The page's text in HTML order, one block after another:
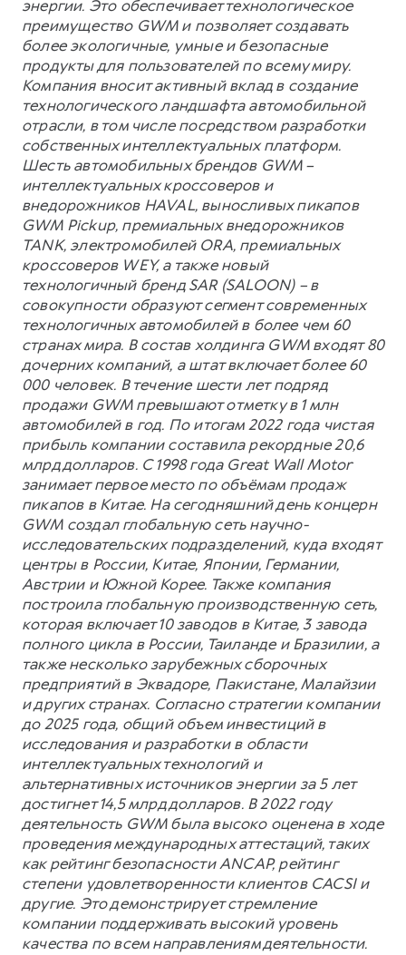
энергии. Это обеспечивает технологическое
преимущество GWM и позволяет создавать
более экологичные, умные и безопасные
продукты для пользователей по всему миру.
Компания вносит активный вклад в создание
технологического ландшафта автомобильной
отрасли, в том числе посредством разработки
собственных интеллектуальных платформ.
Шесть автомобильных брендов GWM –
интеллектуальных кроссоверов и
внедорожников HAVAL, выносливых пикапов
GWM Pickup, премиальных внедорожников
TANK, электромобилей ORA, премиальных
кроссоверов WEY, а также новый
технологичный бренд SAR (SALOON) – в
совокупности образуют сегмент современных
технологичных автомобилей в более чем 60
странах мира. В состав холдинга GWM входят 80
дочерних компаний, а штат включает более 60
000 человек. В течение шести лет подряд
продажи GWM превышают отметку в 1 млн
автомобилей в год. По итогам 2022 года чистая
прибыль компании составила рекордные 20,6
млрд долларов. С 1998 года Great Wall Motor
занимает первое место по объёмам продаж
пикапов в Китае. На сегодняшний день концерн
GWM создал глобальную сеть научно-
исследовательских подразделений, куда входят
центры в России, Китае, Японии, Германии,
Австрии и Южной Корее. Также компания
построила глобальную производственную сеть,
которая включает 10 заводов в Китае, 3 завода
полного цикла в России, Таиланде и Бразилии, а
также несколько зарубежных сборочных
предприятий в Эквадоре, Пакистане, Малайзии
и других странах. Согласно стратегии компании
до 2025 года, общий объем инвестиций в
исследования и разработки в области
интеллектуальных технологий и
альтернативных источников энергии за 5 лет
достигнет 14,5 млрд долларов. В 2022 году
деятельность GWM была высоко оценена в ходе
проведения международных аттестаций, таких
как рейтинг безопасности ANCAP, рейтинг
степени удовлетворенности клиентов CACSI и
другие. Это демонстрирует стремление
компании поддерживать высокий уровень
качества по всем направлениям деятельности.